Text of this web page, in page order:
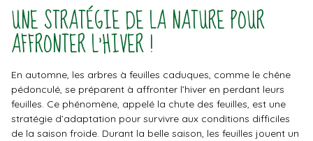
UNE STRATÉGIE DE LA NATURE POUR
AFFRONTER L’HIVER !
En automne, les arbres à feuilles caduques, comme le chêne
pédonculé, se préparent à affronter l’hiver en perdant leurs
feuilles. Ce phénomène, appelé la chute des feuilles, est une
stratégie d’adaptation pour survivre aux conditions difficiles
de la saison froide. Durant la belle saison, les feuilles jouent un